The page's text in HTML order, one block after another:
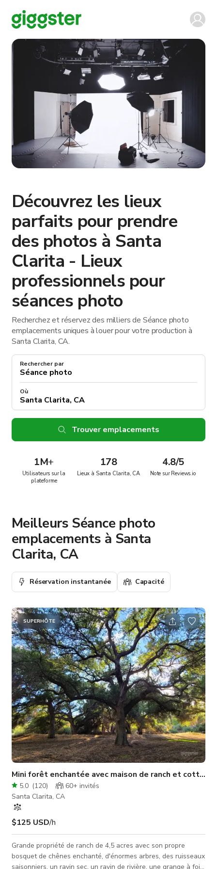
Découvrez les lieux
parfaits pour prendre
des photos à Santa
Clarita - Lieux
professionnels pour
séances photo
Recherchez et réservez des milliers de Séance photo
emplacements uniques à louer pour votre production à
Santa Clarita, CA.
Rechercher par
Où
Trouver emplacements
1M+
Utilisateurs sur la
plateforme
178
Lieux à Santa Clarita, CA
4.8/5
Note sur Reviews.io
Meilleurs Séance photo
emplacements à Santa
Clarita, CA
Réservation instantanée Capacité
SUPERHÔTE
Mini forêt enchantée avec maison de ranch et cottage
5.0 (120) 60+ invités
Santa Clarita, CA
$125 USD/h
Grande propriété de ranch de 4,5 acres avec son propre
bosquet de chênes enchanté, d'énormes arbres, des ruisseaux
saisonniers, un ravin sec, un ravin de rivière, une grange à foin,